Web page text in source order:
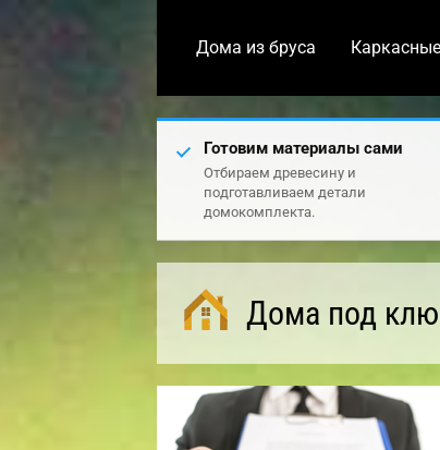
Дома из бруса
Готовим материалы сами
Отбираем древесину и
подготавливаем детали
домокомплекта.
Дома под